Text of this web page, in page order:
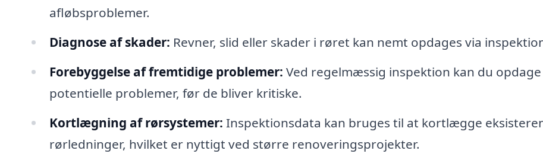
afløbsproblemer.
Diagnose af skader: Revner, slid eller skader i røret kan nemt opdages via
Forebyggelse af fremtidige problemer: Ved regelmæssig inspektion kan du opdage
potentielle problemer, før de bliver kritiske.
Kortlægning af rørsystemer: Inspektionsdata kan bruges til at kortlægge
rørledninger, hvilket er nyttigt ved større renoveringsprojekter.